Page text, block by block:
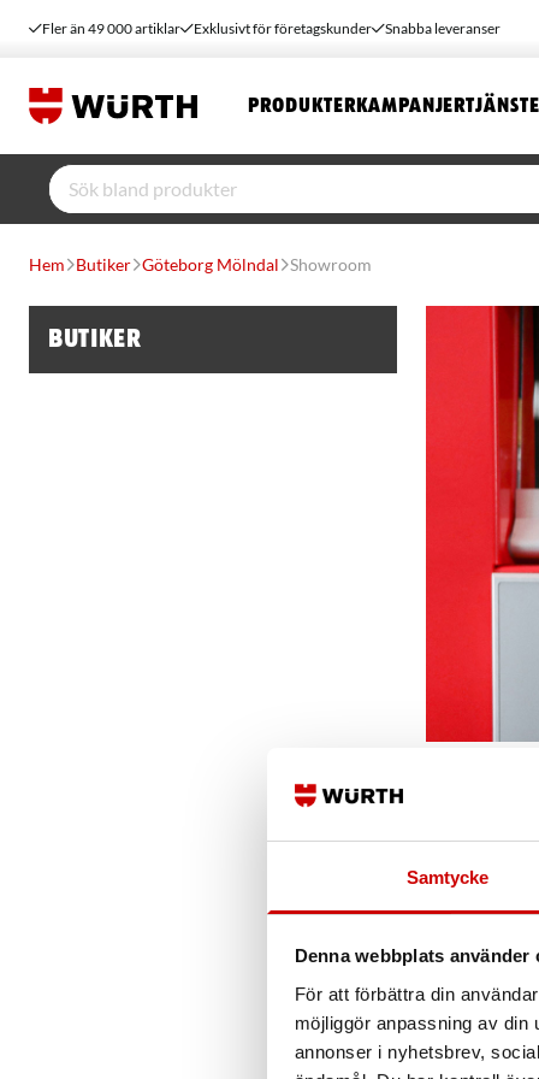
Samtycke
Denna webbplats använder
För att förbättra din
möjliggör anpassning av din
annonser i nyhetsbrev,
Fler än 49 000 artiklar Exklusivt för företagskunder Snabba leveranser
PRODUKTER KAMPANJER
Hem Butiker Göteborg Mölndal Showroom
Butiker
Mer än bara
Würth
Würth on
Du hittar